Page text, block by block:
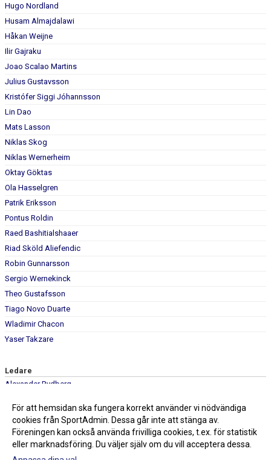
Hugo Nordland
Husam Almajdalawi
Håkan Weijne
Ilir Gajraku
Joao Scalao Martins
Julius Gustavsson
Kristófer Siggi Jóhannsson
Lin Dao
Mats Lasson
Niklas Skog
Niklas Wernerheim
Oktay Göktas
Ola Hasselgren
Patrik Eriksson
Pontus Roldin
Raed Bashitialshaaer
Riad Sköld Aliefendic
Robin Gunnarsson
Sergio Wernekinck
Theo Gustafsson
Tiago Novo Duarte
Wladimir Chacon
Yaser Takzare
Ledare
Alexander Rydberg
Mauri Liebendörfer
För att hemsidan ska fungera korrekt använder vi nödvändiga
cookies från SportAdmin. Dessa går inte att stänga av.
Föreningen kan också använda frivilliga cookies, t.ex. för statistik
eller marknadsföring. Du väljer själv om du vill acceptera dessa.